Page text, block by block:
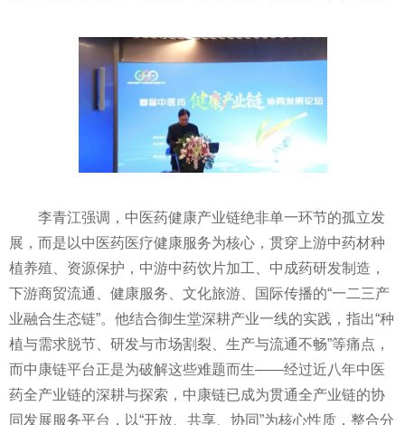
李青江强调，中医药健康产业链绝非单一环节的孤立发
展，而是以中医药医疗健康服务为核心，贯穿上游中药材种
植养殖、资源保护，中游中药饮片加工、中成药研发制造，
下游商贸流通、健康服务、文化旅游、国际传播的“一二三产
业融合生态链”。他结合御生堂深耕产业一线的实践，指出“种
植与需求脱节、研发与市场割裂、生产与流通不畅”等痛点，
而中康链平台正是为破解这些难题而生——经过近八年中医
药全产业链的深耕与探索，中康链已成为贯通全产业链的协
同发展服务平台，以“开放、共享、协同”为核心性质，整合分